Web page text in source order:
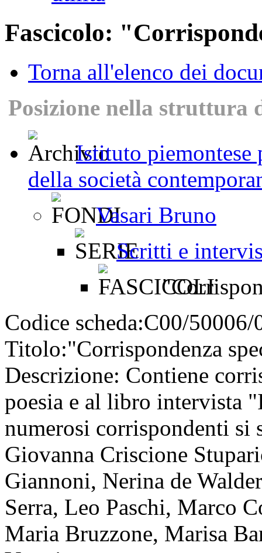
Fascicolo:
Torna all'elenco dei
Posizione nella struttura
Istituto piemontese
della società
Vasari Bruno
Scritti e
Codice scheda:C00/50006/
Titolo:"Corrispondenza
Descrizione: Contiene
poesia e al libro intervista
numerosi corrispondenti si
Giovanna Criscione
Giannoni, Nerina de
Serra, Leo Paschi, Marco
Maria Bruzzone, Marisa